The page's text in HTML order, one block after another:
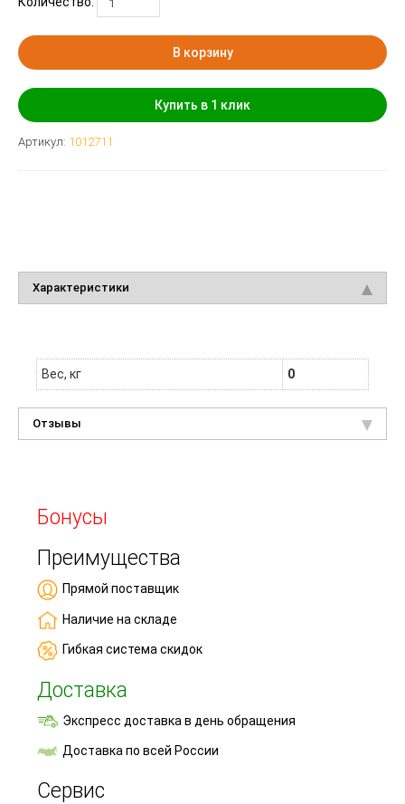
В корзину
Купить в 1 клик
Артикул: 1012711
Характеристики
Вес, кг 0
Отзывы
Бонусы
Преимущества
Прямой поставщик
Наличие на складе
Гибкая система скидок
Доставка
Экспресс доставка в день обращения
Доставка по всей России
Сервис